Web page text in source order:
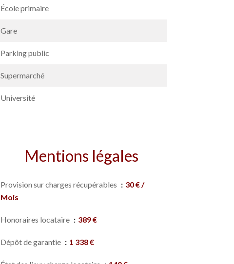
École primaire
Gare
Parking public
Supermarché
Université
Mentions légales
Provision sur charges récupérables
30 € /
Mois
Honoraires locataire 389 €
Dépôt de garantie 1 338 €